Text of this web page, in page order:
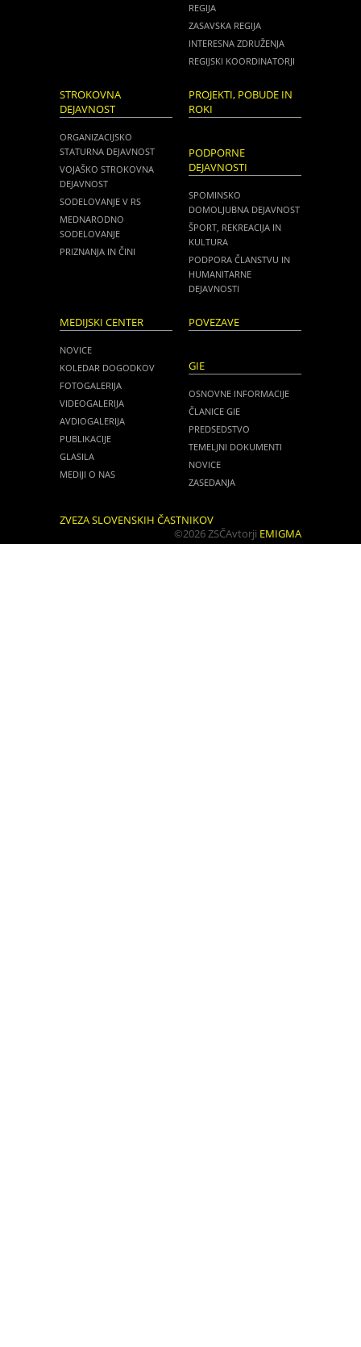
REGIJA
ZASAVSKA REGIJA
INTERESNA ZDRUŽENJA
REGIJSKI KOORDINATORJI
STROKOVNA
DEJAVNOST
ORGANIZACIJSKO
STATURNA DEJAVNOST
VOJAŠKO STROKOVNA
DEJAVNOST
SODELOVANJE V RS
MEDNARODNO
SODELOVANJE
PRIZNANJA IN ČINI
PROJEKTI, POBUDE IN
ROKI
PODPORNE
DEJAVNOSTI
SPOMINSKO
DOMOLJUBNA DEJAVNOST
ŠPORT, REKREACIJA IN
KULTURA
PODPORA ČLANSTVU IN
HUMANITARNE
DEJAVNOSTI
MEDIJSKI CENTER
NOVICE
KOLEDAR DOGODKOV
FOTOGALERIJA
VIDEOGALERIJA
AVDIOGALERIJA
PUBLIKACIJE
GLASILA
MEDIJI O NAS
POVEZAVE
GIE
OSNOVNE INFORMACIJE
ČLANICE GIE
PREDSEDSTVO
TEMELJNI DOKUMENTI
NOVICE
ZASEDANJA
ZVEZA SLOVENSKIH ČASTNIKOV
©2026 ZSČAvtorji EMIGMA